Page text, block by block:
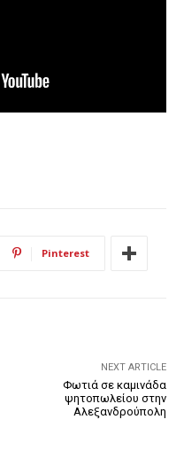
Pinterest
NEXT ARTICLE
Φωτιά σε καμινάδα
ψητοπωλείου στην
Αλεξανδρούπολη